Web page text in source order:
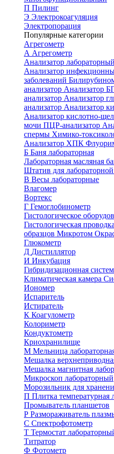
П Пилинг
Э Электрокоагуляция
Электропорация
Популярные категории
Агрегометр
А Агрегометр
Анализатор лабораторный
Анализатор
заболеваний
анализатор Анализатор
анализатор Анализатор
анализатор Анализатор
Анализатор кислотно-
мочи ПЦР-анализатор
спермы Химико-
Анализатор ХПК
Б Баня лабораторная
Лабораторная масляная
Штатив для
В Весы лабораторные
Влагомер
Вортекс
Г Гемоглобинометр
Гистологическое
Гистологическая проводка
образцов Микротом
Глюкометр
Д Дистиллятор
И Инкубация
Гибридизационная
Климатическая камера
Иономер
Испаритель
Истиратель
К Коагулометр
Колориметр
Кондуктометр
Криохранилище
М Мельница
Мешалка
Мешалка магнитная
Микроскоп лабораторный
Морозильник для
П Плитка температурная
Промыватель планшетов
Р Размораживатель
С Спектрофотометр
Т Термостат
Титратор
Ф Фотометр